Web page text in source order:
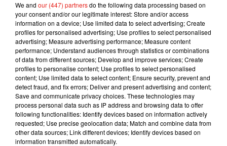
Musique
7 août 2026
RÜFÜS DU SOL annonce un nouvel
album après sa tournée mondiale
7 août 2026
Angèle et Amélie Lens dévoilent leur
collaboration tant attendue
We and our (447) partnersdo the following data processing based on
your consent and/or our legitimate interest: Store and/or access
information on a device; Use limited data to select advertising; Create
profiles for personalised advertising; Use profiles to select personalised
advertising; Measure advertising performance; Measure content
performance; Understand audiences through statistics or combinations
of data from different sources; Develop and improve services; Create
profiles to personalise content; Use profiles to select personalised
content; Use limited data to select content; Ensure security, prevent and
detect fraud, and fix errors; Deliver and present advertising and content;
Save and communicate privacy choices. These technologies may
process personal data such as IP address and browsing data to offer
following functionalities: Identify devices based on information actively
requested; Use precise geolocation data; Match and combine data from
other data sources; Link different devices; Identify devices based on
information transmitted automatically.